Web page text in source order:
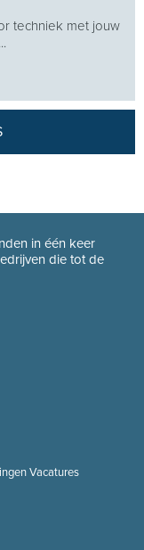
techniek met jouw
in één keer
die tot de
Vacatures